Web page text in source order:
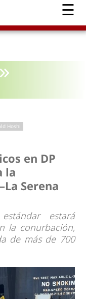
Hoshi
en DP
la
Serena
estará
la conurbación,
de más de 700